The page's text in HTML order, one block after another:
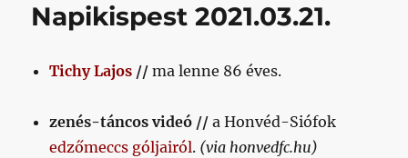
Napikispest 2021.03.21.
Tichy Lajos // ma lenne 86 éves.
zenés-táncos videó // a Honvéd-Siófok
edzőmeccs góljairól. (via honvedfc.hu)